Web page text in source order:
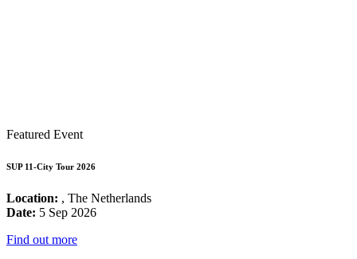
Featured Event
SUP 11-City Tour 2026
Location: , The Netherlands
Date: 5 Sep 2026
Find out more